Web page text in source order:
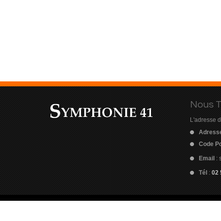
Nous
L'adresse
Code
Email:
Tél:02